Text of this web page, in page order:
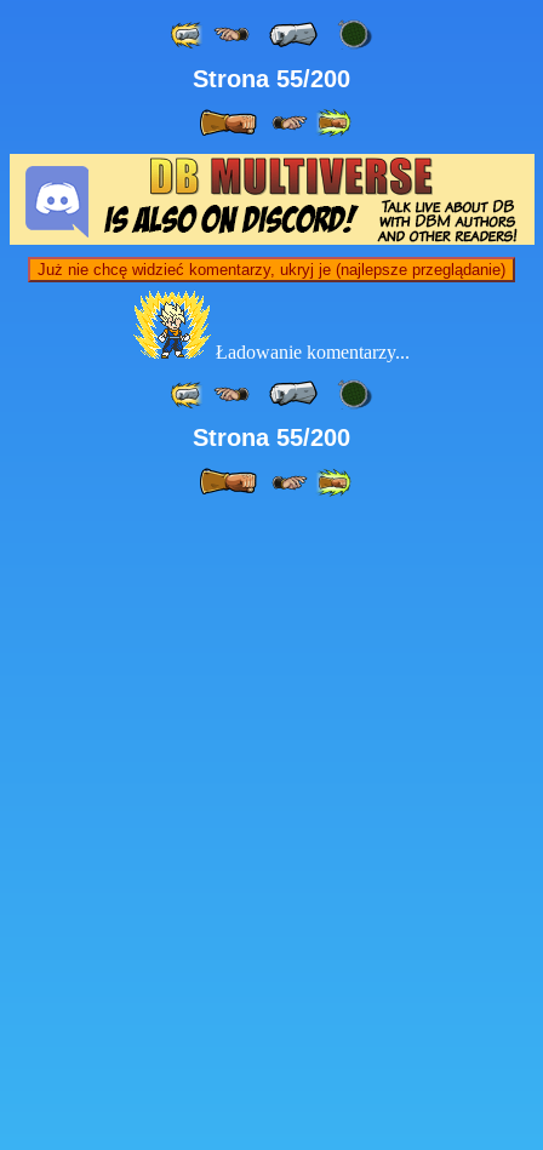
Strona 55/200
Już nie chcę widzieć komentarzy, ukryj je (najlepsze przeglądanie)
Ładowanie komentarzy...
Strona 55/200